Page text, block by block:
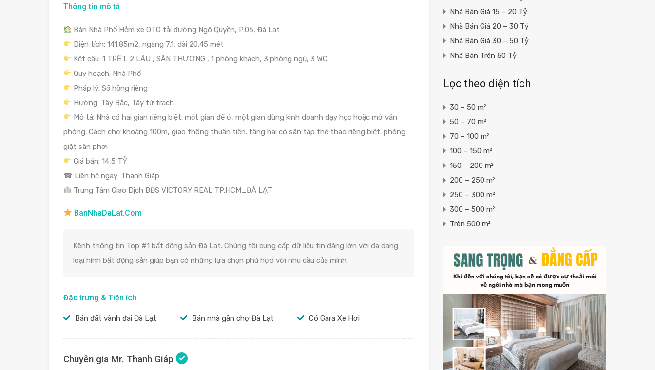
Thông tin mô tả
Bán Nhà Phố Hẻm xe OTO tải đường Ngô Quyền, P.06, Đà Lạt
Diện tích: 141.85m2, ngang 7.1, dài 20.45 mét
Kết cấu: 1 TRỆT. 2 LẦU , SÂN THƯỢNG , 1 phòng khách, 3 phòng ngủ, 3 WC
Quy hoạch: Nhà Phố
Pháp lý: Sổ hồng riêng
Hướng: Tây Bắc, Tây tứ trạch
Mô tả: Nhà có hai gian riêng biệt: một gian để ở, một gian dùng kinh doanh dạy học hoặc mở văn
phòng. Cách chợ khoảng 100m, giao thông thuận tiện. tầng hai có sân tập thể thao riêng biệt. phòng
giặt sân phơi
Giá bán: 14,5 TỶ
☎ Liên hệ ngay: Thanh Giáp
Trung Tâm Giao Dịch BĐS VICTORY REAL TP.HCM_ĐÀ LẠT
BanNhaDaLat.Com
Kênh thông tin Top #1 bất động sản Đà Lạt. Chúng tôi cung cấp dữ liệu tin đăng lớn với đa dạng
loại hình bất động sản giúp bạn có những lựa chọn phù hợp với nhu cầu của mình.
Đặc trưng & Tiện ích
Bán đất vành đai Đà Lạt Bán nhà gần chợ Đà Lạt Có Gara Xe Hơi
Chuyên gia Mr. Thanh Giáp
Nhà Bán Giá 15 – 20 Tỷ
Nhà Bán Giá 20 – 30 Tỷ
Nhà Bán Giá 30 – 50 Tỷ
Nhà Bán Trên 50 Tỷ
Lọc theo diện tích
30 – 50 m²
50 – 70 m²
70 – 100 m²
100 – 150 m²
150 – 200 m²
200 – 250 m²
250 – 300 m²
300 – 500 m²
Trên 500 m²